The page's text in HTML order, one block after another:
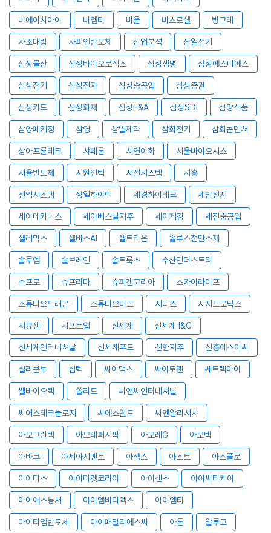
비에이치아이 비엠티 비올 비츠로셀 빙그레
사조대림 사피엔반도체 산업분석 산일전기
삼성물산 삼성바이오로직스 삼성생명 삼성에스디에스
삼성전기 삼성전자 삼성중공업 삼성증권
삼성카드 삼성화재 삼성E&A 삼성SDI 삼양식품
삼양패키징 삼영 삼일제약 삼화전기 삼화콘덴서
상아프론테크 샤페론 서연이화 서울바이오시스
서울반도체 서원인텍 서진시스템 서흥
선익시스템 성일하이텍 세경하이테크 세방전지
세아메카닉스 세아베스틸지주 세아제강 세진중공업
셀레믹스 셀바스AI 셀트리온 솔루스첨단소재
솔루엠 솔브레인 솔트룩스 수산인더스트리
수프로 슈프리마 슈피겐코리아 스카이라이프
스튜디오드래곤 스튜디오미르 시디즈 시지트로닉스
시큐센 시프트업 신세계 신세계 I&C
신세계인터내셔날 신세계푸드 신한지주 신흥에스이씨
실리콘투 심텍 싸이맥스 싸이토젠 쎄트렉아이
쎌바이오텍 쏠리드 씨앤씨인터내셔널
씨어스테크놀로지 씨에스윈드 씨엔알리서치
아모그린텍 아모레퍼시픽 아모레G 아모텍
아바코 아세아시멘트 아셈스 아스트 아스플로
아이디스 아이마켓코리아 아이센스 아이씨티케이
아이에스동서 아이엠비디엑스 아이엠티
아이티엠반도체 아이패밀리에스씨 아톤 알루코